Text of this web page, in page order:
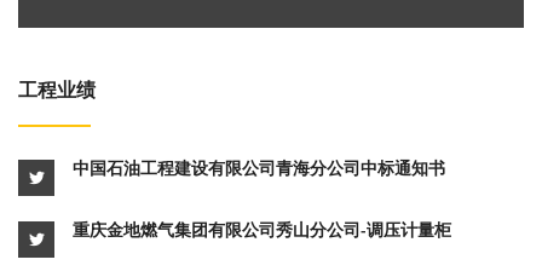
工程业绩
中国石油工程建设有限公司青海分公司中标通知书
重庆金地燃气集团有限公司秀山分公司-调压计量柜